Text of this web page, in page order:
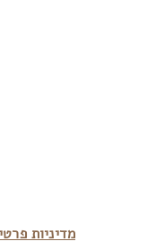
מדיניות